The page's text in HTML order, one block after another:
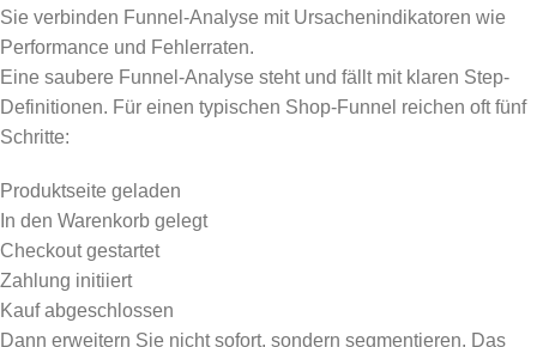
Sie verbinden Funnel-Analyse mit Ursachenindikatoren wie
Performance und Fehlerraten.
Eine saubere Funnel-Analyse steht und fällt mit klaren Step-
Definitionen. Für einen typischen Shop-Funnel reichen oft fünf
Schritte:
Produktseite geladen
In den Warenkorb gelegt
Checkout gestartet
Zahlung initiiert
Kauf abgeschlossen
Dann erweitern Sie nicht sofort, sondern segmentieren. Das